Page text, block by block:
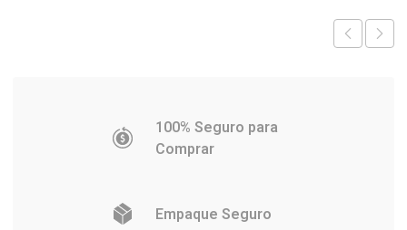
100% Seguro para
Comprar
Empaque Seguro